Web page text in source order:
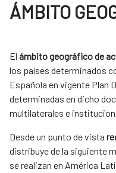
ÁMBITO
El ámbito geográfico de
los países determinados
Española en vigente Plan
determinadas en dicho
multilaterales e
Desde un punto de vista
distribuye de la siguiente
se realizan en América